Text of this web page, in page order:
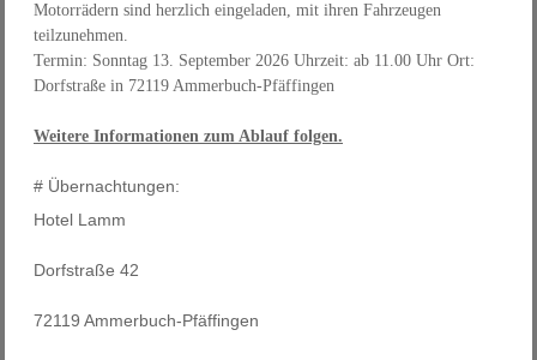
Motorrädern sind herzlich eingeladen, mit ihren Fahrzeugen
teilzunehmen.
Termin: Sonntag 13. September 2026 Uhrzeit: ab 11.00 Uhr Ort:
Dorfstraße in 72119 Ammerbuch-Pfäffingen
Weitere Informationen zum Ablauf folgen.
# Übernachtungen:
Hotel Lamm
Dorfstraße 42
72119 Ammerbuch-Pfäffingen